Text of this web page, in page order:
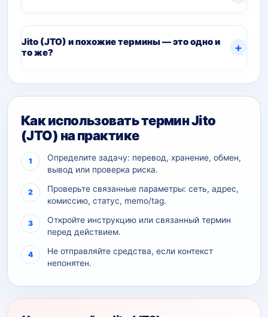
Jito (JTO) и похожие термины — это одно и
то же?
Как использовать термин Jito
(JTO) на практике
Определите задачу: перевод, хранение, обмен,
вывод или проверка риска.
Проверьте связанные параметры: сеть, адрес,
комиссию, статус, memo/tag.
Откройте инструкцию или связанный термин
перед действием.
Не отправляйте средства, если контекст
непонятен.